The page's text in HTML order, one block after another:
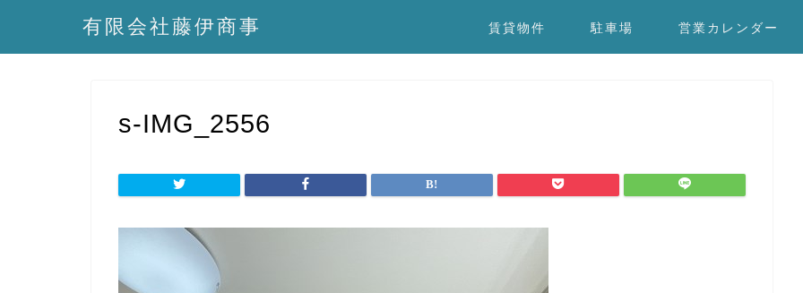
有限会社藤伊商事 賃貸物件 駐車場 営業カレンダー
s-IMG_2556